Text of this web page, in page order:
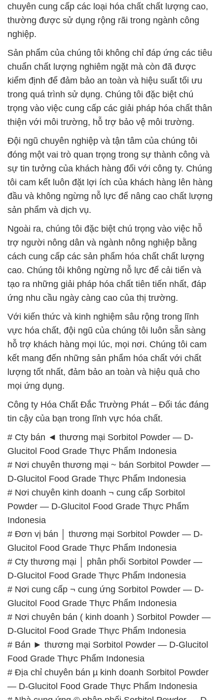
chuyên cung cấp các loại hóa chất chất lượng cao,
thường được sử dụng rộng rãi trong ngành công
nghiệp.
Sản phẩm của chúng tôi không chỉ đáp ứng các tiêu
chuẩn chất lượng nghiêm ngặt mà còn đã được
kiểm định để đảm bảo an toàn và hiệu suất tối ưu
trong quá trình sử dụng. Chúng tôi đặc biệt chú
trọng vào việc cung cấp các giải pháp hóa chất thân
thiện với môi trường, hỗ trợ bảo vệ môi trường.
Đội ngũ chuyên nghiệp và tận tâm của chúng tôi
đóng một vai trò quan trọng trong sự thành công và
sự tin tưởng của khách hàng đối với công ty. Chúng
tôi cam kết luôn đặt lợi ích của khách hàng lên hàng
đầu và không ngừng nỗ lực để nâng cao chất lượng
sản phẩm và dịch vụ.
Ngoài ra, chúng tôi đặc biệt chú trọng vào việc hỗ
trợ người nông dân và ngành nông nghiệp bằng
cách cung cấp các sản phẩm hóa chất chất lượng
cao. Chúng tôi không ngừng nỗ lực để cải tiến và
tạo ra những giải pháp hóa chất tiên tiến nhất, đáp
ứng nhu cầu ngày càng cao của thị trường.
Với kiến thức và kinh nghiệm sâu rộng trong lĩnh
vực hóa chất, đội ngũ của chúng tôi luôn sẵn sàng
hỗ trợ khách hàng mọi lúc, mọi nơi. Chúng tôi cam
kết mang đến những sản phẩm hóa chất với chất
lượng tốt nhất, đảm bảo an toàn và hiệu quả cho
mọi ứng dụng.
Công ty Hóa Chất Đắc Trường Phát – Đối tác đáng
tin cậy của bạn trong lĩnh vực hóa chất.
# Cty bán ◄ thương mại Sorbitol Powder — D-
Glucitol Food Grade Thực Phẩm Indonesia
# Nơi chuyên thương mại ~ bán Sorbitol Powder —
D-Glucitol Food Grade Thực Phẩm Indonesia
# Nơi chuyên kinh doanh ¬ cung cấp Sorbitol
Powder — D-Glucitol Food Grade Thực Phẩm
Indonesia
# Đơn vị bán │ thương mại Sorbitol Powder — D-
Glucitol Food Grade Thực Phẩm Indonesia
# Cty thương mại │ phân phối Sorbitol Powder —
D-Glucitol Food Grade Thực Phẩm Indonesia
# Nơi cung cấp ¬ cung ứng Sorbitol Powder — D-
Glucitol Food Grade Thực Phẩm Indonesia
# Nơi chuyên bán ( kinh doanh ) Sorbitol Powder —
D-Glucitol Food Grade Thực Phẩm Indonesia
# Bán ► thương mại Sorbitol Powder — D-Glucitol
Food Grade Thực Phẩm Indonesia
# Địa chỉ chuyên bán µ kinh doanh Sorbitol Powder
— D-Glucitol Food Grade Thực Phẩm Indonesia